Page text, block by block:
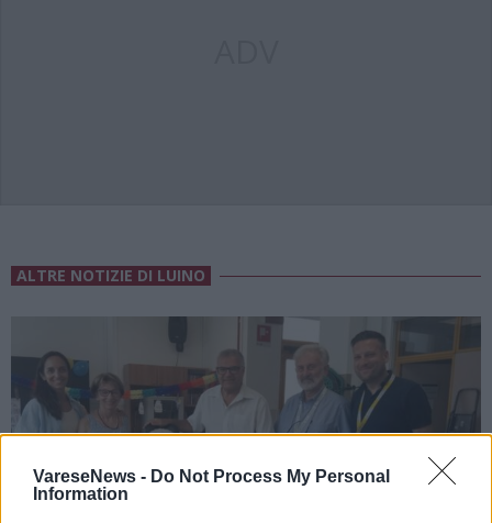
VareseNews - Do Not Process My Personal
Information
ALTRE NOTIZIE DI LUINO